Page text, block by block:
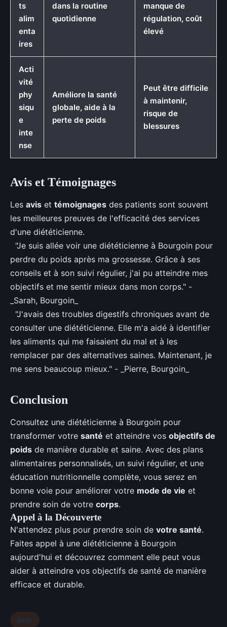
ts
alim
enta
ires
dans la routine
quotidienne
manque de
régulation, coût
élevé
Acti
vité
phy
siqu
e
inte
nse
Améliore la santé
globale, aide à la
perte de poids
Peut être difficile
à maintenir,
risque de
blessures
Avis et Témoignages
Les avis et témoignages des patients sont souvent
les meilleures preuves de l'efficacité des services
d'une diététicienne.
"Je suis allée voir une diététicienne à Bourgoin pour
perdre du poids après ma grossesse. Grâce à ses
conseils et à son suivi régulier, j'ai pu atteindre mes
objectifs et me sentir mieux dans mon corps." -
_Sarah, Bourgoin_
"J'avais des troubles digestifs chroniques avant de
consulter une diététicienne. Elle m'a aidé à identifier
les aliments qui me faisaient du mal et à les
remplacer par des alternatives saines. Maintenant, je
me sens beaucoup mieux." - _Pierre, Bourgoin_
Conclusion
Consultez une diététicienne à Bourgoin pour
transformer votre santé et atteindre vos objectifs de
poids de manière durable et saine. Avec des plans
alimentaires personnalisés, un suivi régulier, et une
éducation nutritionnelle complète, vous serez en
bonne voie pour améliorer votre mode de vie et
prendre soin de votre corps.
Appel à la Découverte
N'attendez plus pour prendre soin de votre santé.
Faites appel à une diététicienne à Bourgoin
aujourd'hui et découvrez comment elle peut vous
aider à atteindre vos objectifs de santé de manière
efficace et durable.
Actu